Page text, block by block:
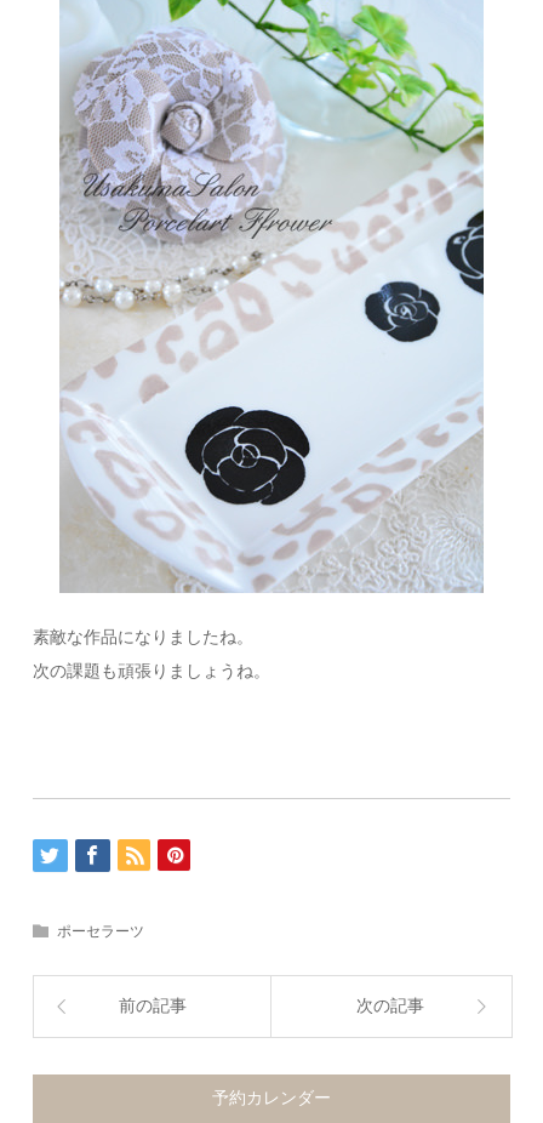
素敵な作品になりましたね。
次の課題も頑張りましょうね。
ポーセラーツ
前の記事 次の記事
予約カレンダー